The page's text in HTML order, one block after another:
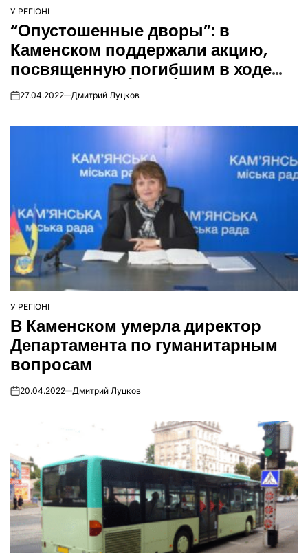
ОПУБЛІКУВАТИ
У
У РЕГІОНІ
“Опустошенные дворы”: в
Каменском поддержали акцию,
посвященную погибшим в ходе
войны детям (Фото)
on27.04.2022 Дмитрий Луцков
ОПУБЛІКУВАТИ
У
У РЕГІОНІ
В Каменском умерла директор
Департамента по гуманитарным
вопросам
on20.04.2022 Дмитрий Луцков